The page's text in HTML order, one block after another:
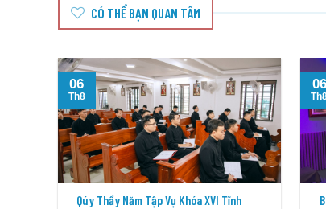
CÓ THỂ BẠN QUAN TÂM
Qúy Thầy Năm Tập Vụ Khóa XVI Tĩnh
06
Th8
06